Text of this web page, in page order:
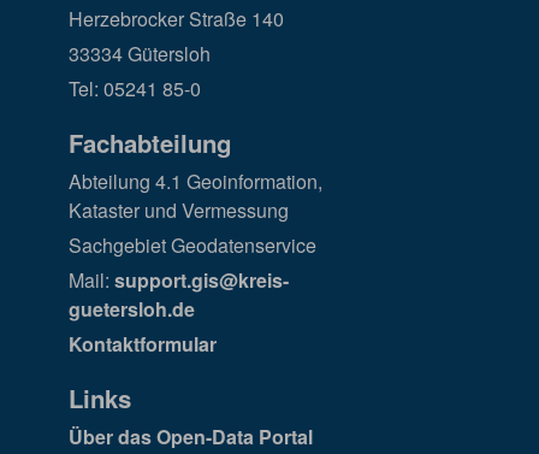
Herzebrocker Straße 140
33334 Gütersloh
Tel: 05241 85-0
Fachabteilung
Abteilung 4.1 Geoinformation,
Kataster und Vermessung
Sachgebiet Geodatenservice
Mail: support.gis@kreis-
guetersloh.de
Kontaktformular
Links
Über das Open-Data Portal